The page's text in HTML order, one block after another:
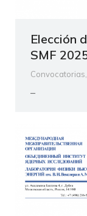
Elección
SMF
Convocatorias
–